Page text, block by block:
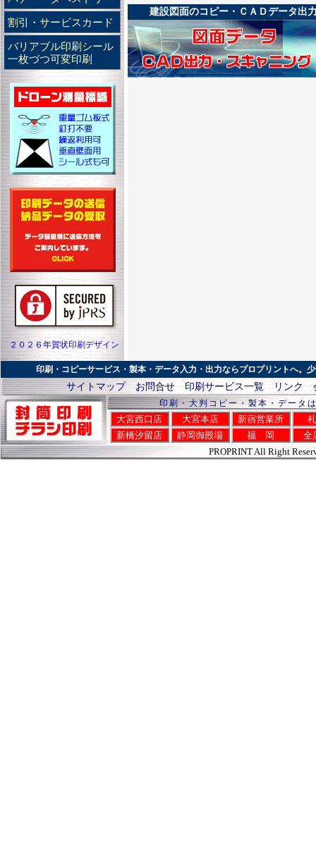
割引・サービスカード
バリアブル印刷シール
一枚づつ可変印刷
２０２６年賀状印刷デザイン
建設図面のコピー・ＣＡＤデータ出
印刷・コピーサービス・製本・データ入力・出力ならプロプリントへ。
サイトマップ お問合せ 印刷サービス一覧 リンク
印刷・大判コピー・製本・データ
大宮西口店 大宮本店 新宿営業所
新橋汐留店
静岡御殿場 福 岡 全
PROPRINT All Right